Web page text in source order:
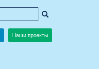
Наши проекты